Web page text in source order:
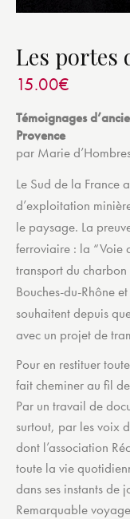
Les portes
15.00€
Témoignages
Provence
par Marie
Le Sud de la France
d’exploitation
le paysage. La
ferroviaire : la “Voie
transport du charbon
Bouches-du-Rhône
souhaitent depuis
avec un projet de
Pour en restituer
fait cheminer au fil
Par un travail de
surtout, par les voix
dont l’association
toute la vie
dans ses instants de
Remarquable